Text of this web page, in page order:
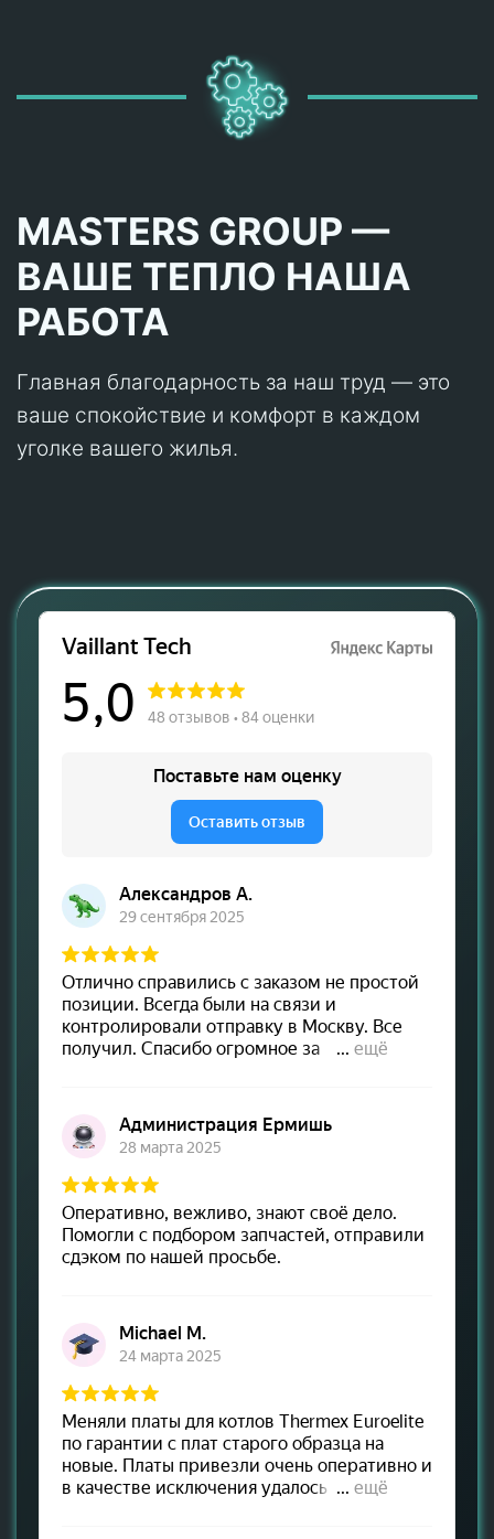
MASTERS GROUP —
ВАШЕ ТЕПЛО НАША
РАБОТА
Главная благодарность за наш труд — это
ваше спокойствие и комфорт в каждом
уголке вашего жилья.